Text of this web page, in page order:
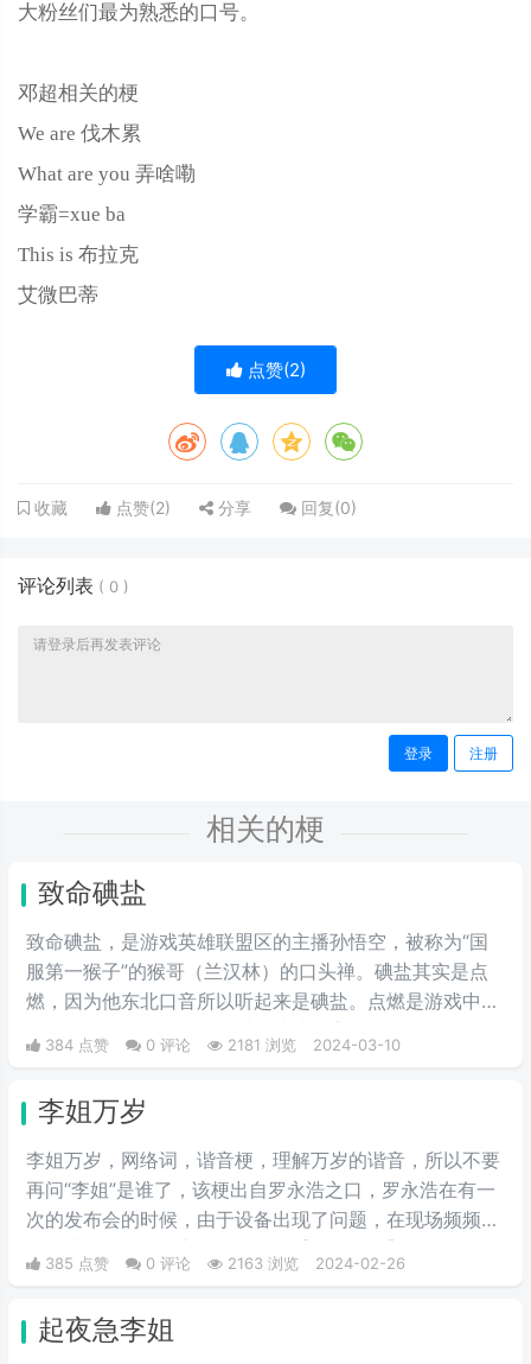
大粉丝们最为熟悉的口号。
邓超相关的梗
We are 伐木累
What are you 弄啥嘞
学霸=xue ba
This is 布拉克
艾微巴蒂
点赞(2)
收藏 点赞(2) 分享 回复(0)
评论列表 ( 0 )
登录 注册
相关的梗
致命碘盐
致命碘盐，是游戏英雄联盟区的主播孙悟空，被称为“国
服第一猴子”的猴哥（兰汉林）的口头禅。碘盐其实是点
燃，因为他东北口音所以听起来是碘盐。点燃是游戏中的
一个召唤师技能，可以对对面造成伤害。
384 点赞 0 评论 2181 浏览 2024-03-10
李姐万岁
李姐万岁，网络词，谐音梗，理解万岁的谐音，所以不要
再问“李姐”是谁了，该梗出自罗永浩之口，罗永浩在有一
次的发布会的时候，由于设备出现了问题，在现场频频出
错，满头大汗的罗永浩不断地说【李姐万岁】来缓解尴
尬，然后被一些锤子的粉丝疯狂传播。疯狂复读，每每出
可以说相当沙雕了，哈哈哈哈哈哈哈哈哈。
385 点赞 0 评论 2163 浏览 2024-02-26
起夜急李姐